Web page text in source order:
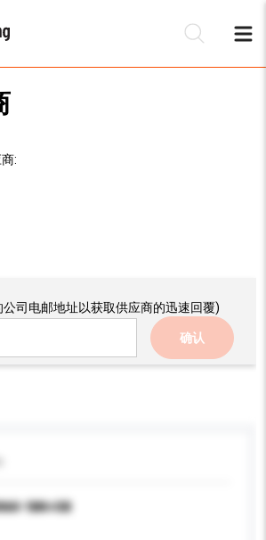
:
公司电邮地址以获取供应商的迅速回覆)
确认
1BK+SB